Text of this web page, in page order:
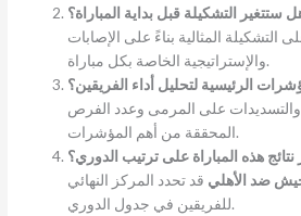
ستتغير التشكيلة قبل بداية المباراة؟
التشكيلة المثالية بناءً على الإصابات
والإستراتيجية الخاصة بكل مباراة.
الرئيسية لتحليل أداء الفريقين؟
والتسديدات على المرمى وعدد الفرص
المحققة من أهم المؤشرات.
هذه المباراة على ترتيب الدوري؟
ضد الأهلي قد تحدد المركز النهائي
للفريقين في جدول الدوري.